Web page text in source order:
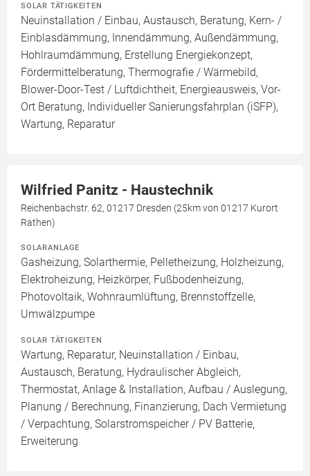
SOLAR TÄTIGKEITEN
Neuinstallation / Einbau, Austausch, Beratung, Kern- /
Einblasdämmung, Innendämmung, Außendämmung,
Hohlraumdämmung, Erstellung Energiekonzept,
Fördermittelberatung, Thermografie / Wärmebild,
Blower-Door-Test / Luftdichtheit, Energieausweis, Vor-
Ort Beratung, Individueller Sanierungsfahrplan (iSFP),
Wartung, Reparatur
Wilfried Panitz - Haustechnik
Reichenbachstr. 62, 01217 Dresden (25km von 01217 Kurort
Rathen)
SOLARANLAGE
Gasheizung, Solarthermie, Pelletheizung, Holzheizung,
Elektroheizung, Heizkörper, Fußbodenheizung,
Photovoltaik, Wohnraumlüftung, Brennstoffzelle,
Umwälzpumpe
SOLAR TÄTIGKEITEN
Wartung, Reparatur, Neuinstallation / Einbau,
Austausch, Beratung, Hydraulischer Abgleich,
Thermostat, Anlage & Installation, Aufbau / Auslegung,
Planung / Berechnung, Finanzierung, Dach Vermietung
/ Verpachtung, Solarstromspeicher / PV Batterie,
Erweiterung